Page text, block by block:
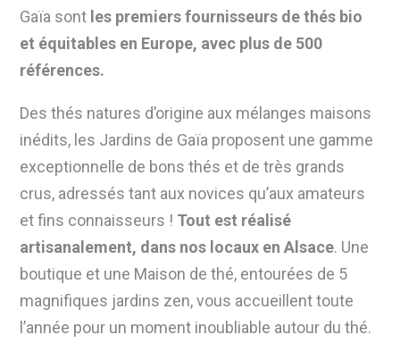
Gaïa sont les premiers fournisseurs de thés bio
et équitables en Europe, avec plus de 500
références.
Des thés natures d’origine aux mélanges maisons
inédits, les Jardins de Gaïa proposent une gamme
exceptionnelle de bons thés et de très grands
crus, adressés tant aux novices qu’aux amateurs
et fins connaisseurs ! Tout est réalisé
artisanalement, dans nos locaux en Alsace. Une
boutique et une Maison de thé, entourées de 5
magnifiques jardins zen, vous accueillent toute
l’année pour un moment inoubliable autour du thé.